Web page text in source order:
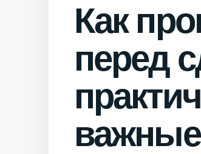
Как
перед